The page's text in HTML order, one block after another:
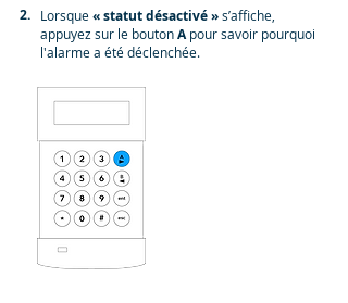
2. Lorsque« statut désactivé »s’affiche,
appuyez sur le boutonA pour savoir pourquoi
l'alarme a été déclenchée.